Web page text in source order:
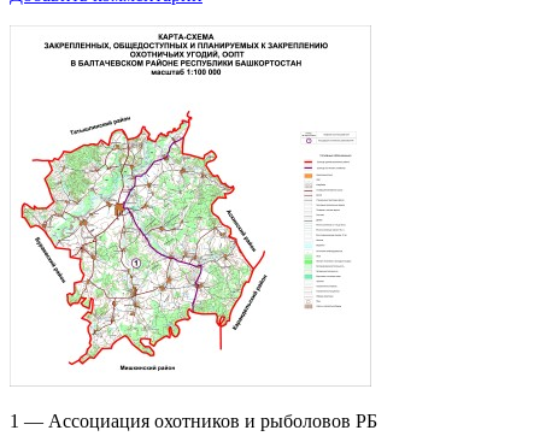
1 — Ассоциация охотников и рыболовов РБ